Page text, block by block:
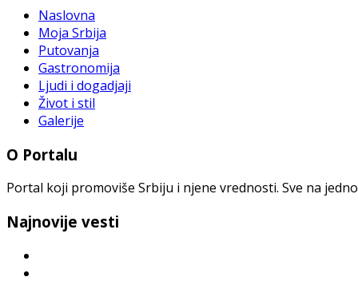
Naslovna
Moja Srbija
Putovanja
Gastronomija
Ljudi i dogadjaji
Život i stil
Galerije
O Portalu
Portal koji promoviše Srbiju i njene vrednosti. Sve na
Najnovije vesti